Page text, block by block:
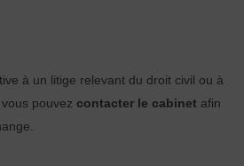
à un litige relevant du droit civil ou à
pouvez contacter le cabinet afin